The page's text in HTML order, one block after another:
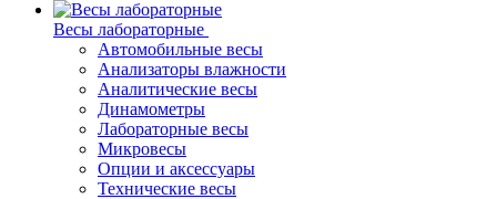
Весы лабораторные
Автомобильные весы
Анализаторы влажности
Аналитические весы
Динамометры
Лабораторные весы
Микровесы
Опции и аксессуары
Технические весы